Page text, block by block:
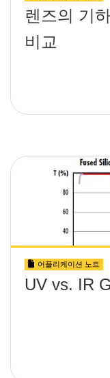
렌즈의 기
비교
어플리케이션 노트
UV vs. IR